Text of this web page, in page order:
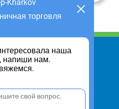
Kharkov
торговля
наша
напиши нам.
существует портал
cookie